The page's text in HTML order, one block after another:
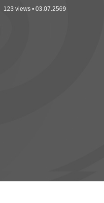
123 views • 03.07.2569